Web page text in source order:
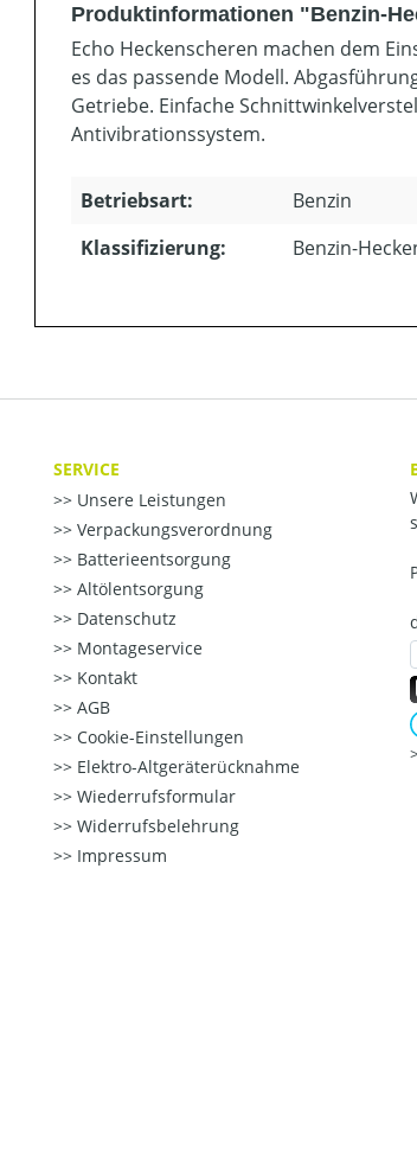
Produktinformationen "Benzin-
Echo Heckenscheren machen dem
es das passende Modell.
Getriebe. Einfache
Antivibrationssystem.
Betriebsart:
Benzin
Klassifizierung:
Benzin-
SERVICE
Unsere Leistungen
Verpackungsverordnung
Batterieentsorgung
Altölentsorgung
Datenschutz
Montageservice
Kontakt
AGB
Cookie-Einstellungen
Elektro-Altgeräterücknahme
Wiederrufsformular
Widerrufsbelehrung
Impressum